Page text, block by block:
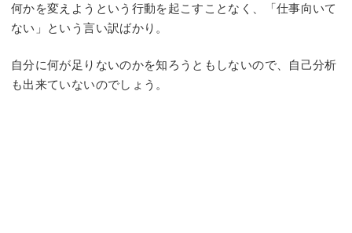
何かを変えようという行動を起こすことなく、「仕事向いて
ない」という言い訳ばかり。
自分に何が足りないのかを知ろうともしないので、自己分析
も出来ていないのでしょう。